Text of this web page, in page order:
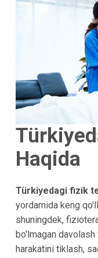
Haqida
Türkiyedagi fizik
yordamida keng
shuningdek,
bo'lmagan
harakatini tiklash,